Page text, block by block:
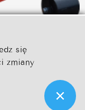
się
zmiany